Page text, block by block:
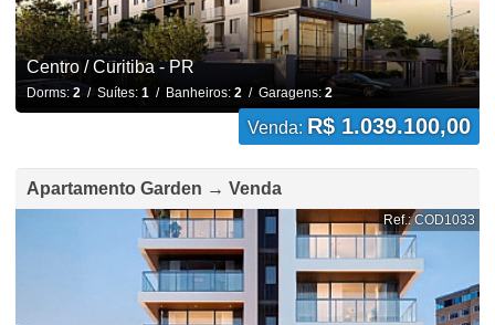
Centro / Curitiba - PR
Dorms: 2/ Suítes: 1/ Banheiros: 2/ Garagens: 2
Venda: R$ 1.039.100,00
Apartamento Garden → Venda
Ref.: COD1033